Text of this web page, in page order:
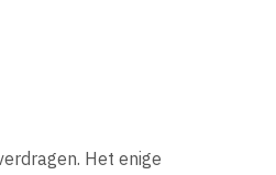
Het enige